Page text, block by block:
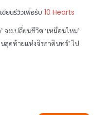
เขียนรีวิวเพื่อรับ 10 Hearts
สุดท้ายแห่งจิรภาคินทร์’ ไป